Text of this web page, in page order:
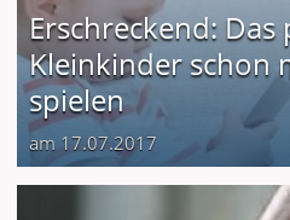
Erschreckend: Das
Kleinkinder schon
spielen
am 17.07.2017